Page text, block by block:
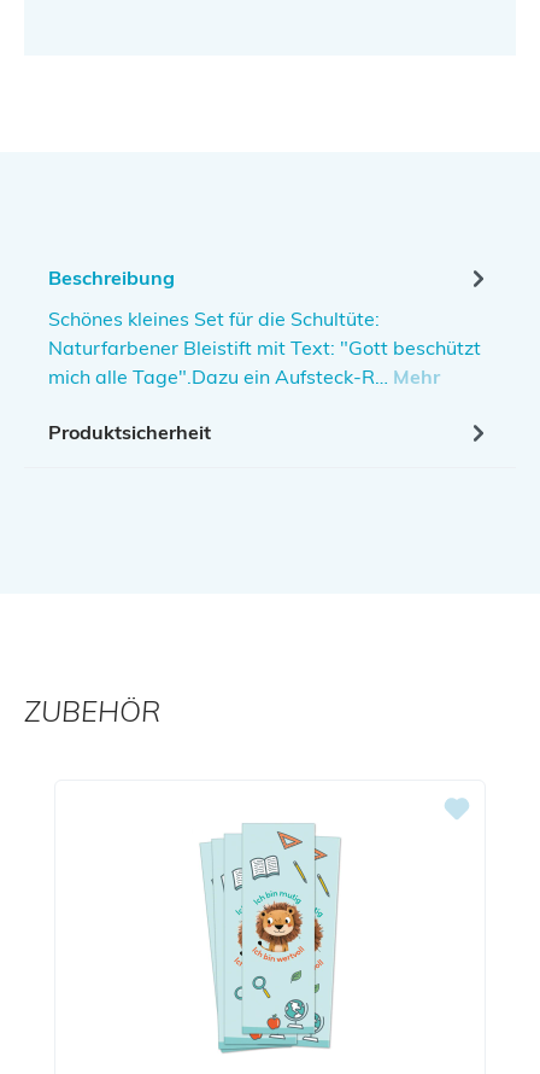
Beschreibung
Schönes kleines Set für die Schultüte:
Naturfarbener Bleistift mit Text: "Gott beschützt
mich alle Tage".Dazu ein Aufsteck-R… Mehr
Produktsicherheit
ZUBEHÖR